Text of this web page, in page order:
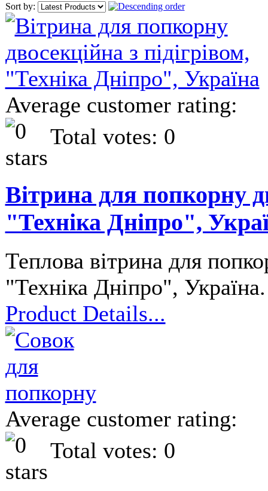
Sort by:
Average customer rating:
Total votes: 0
Вітрина для попкорну
"Техніка Дніпро",
Теплова вітрина для
"Техніка Дніпро",
Product Details...
Average customer rating:
Total votes: 0